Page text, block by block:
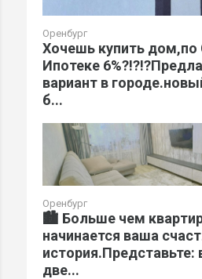
Оренбург
Хочешь купить дом,по
Ипотеке
вариант в
б...
Оренбург
🏙️ Больше чем
начинается ваша
две...